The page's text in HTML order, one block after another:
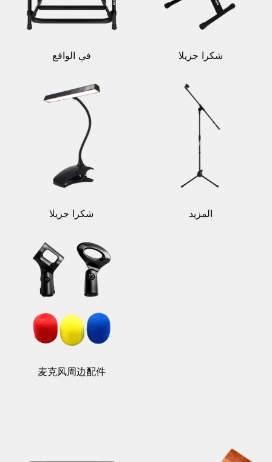
في الواقع شكرا جزيلا
شكرا جزيلا المزيد
麦克风周边配件